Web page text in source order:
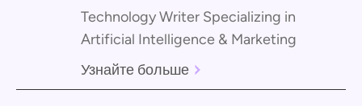
Technology Writer Specializing in
Artificial Intelligence & Marketing
Узнайте больше